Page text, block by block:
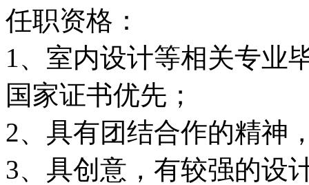
任职资格：
1、室内设计等相关专业
国家证书优先；
2、具有团结合作的精神
3、具创意，有较强的设